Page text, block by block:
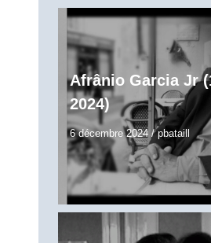
Afrânio Garcia Jr
2024)
6 décembre 2024 /pbataill